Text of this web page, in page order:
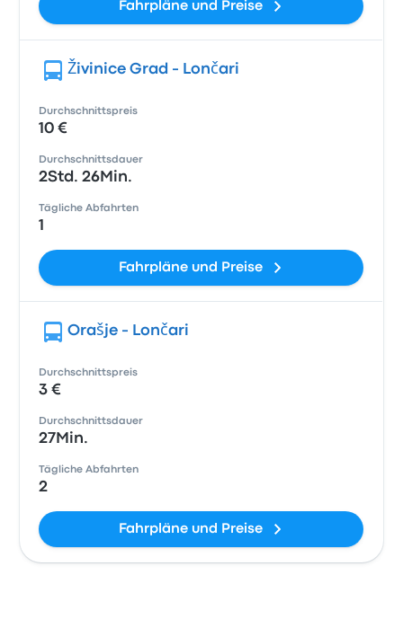
Fahrpläne und Preise
Živinice Grad - Lončari
Durchschnittspreis
10 €
Durchschnittsdauer
2Std. 26Min.
Tägliche Abfahrten
1
Fahrpläne und Preise
Orašje - Lončari
Durchschnittspreis
3 €
Durchschnittsdauer
27Min.
Tägliche Abfahrten
2
Fahrpläne und Preise